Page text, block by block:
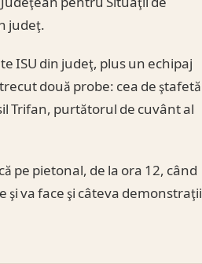
judeţ.
ISU din judeţ, plus un echipaj
două probe: cea de ştafetă
Trifan, purtătorul de cuvânt al
pe pietonal, de la ora 12, când
va face şi câteva demonstraţii